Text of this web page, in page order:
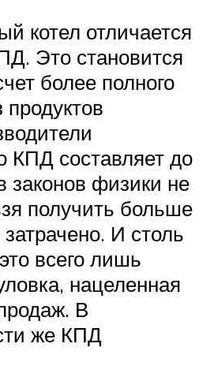
котел отличается
Это становится
более полного
продуктов
КПД составляет до
законов физики не
получить больше
И столь
всего лишь
нацеленная
В
же КПД